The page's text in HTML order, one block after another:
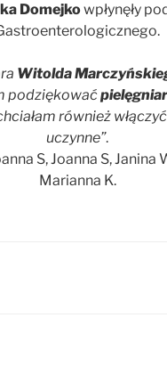
Domejkowpłynęły
Witolda
podziękować
również włączyć
uczynne”.
S, Joanna S,
Marianna K.